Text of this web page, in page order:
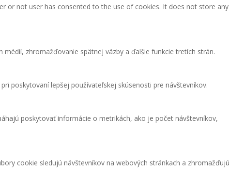
or not user has consented to the use of cookies. It does not store any
zhromažďovanie spätnej väzby a ďalšie funkcie tretích strán.
poskytovaní lepšej používateľskej skúsenosti pre návštevníkov.
poskytovať informácie o metrikách, ako je počet návštevníkov,
cookie sledujú návštevníkov na webových stránkach a zhromažďujú